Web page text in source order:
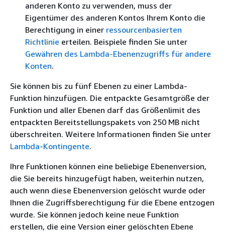
anderen Konto zu verwenden, muss der
Eigentümer des anderen Kontos Ihrem Konto die
Berechtigung in einer ressourcenbasierten
Richtlinie erteilen. Beispiele finden Sie unter
Gewähren des Lambda-Ebenenzugriffs für andere
Konten.
Sie können bis zu fünf Ebenen zu einer Lambda-
Funktion hinzufügen. Die entpackte Gesamtgröße der
Funktion und aller Ebenen darf das Größenlimit des
entpackten Bereitstellungspakets von 250 MB nicht
überschreiten. Weitere Informationen finden Sie unter
Lambda-Kontingente.
Ihre Funktionen können eine beliebige Ebenenversion,
die Sie bereits hinzugefügt haben, weiterhin nutzen,
auch wenn diese Ebenenversion gelöscht wurde oder
Ihnen die Zugriffsberechtigung für die Ebene entzogen
wurde. Sie können jedoch keine neue Funktion
erstellen, die eine Version einer gelöschten Ebene